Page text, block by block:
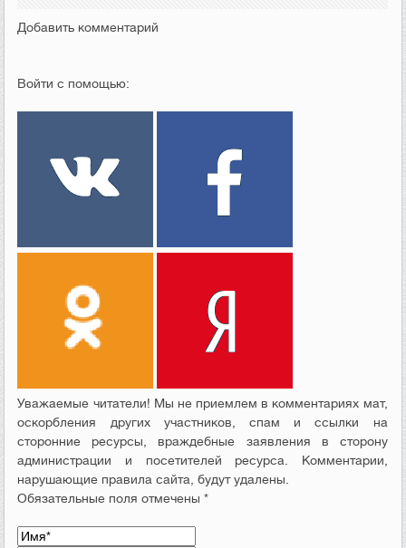
Добавить комментарий
Войти с помощью:
Уважаемые читатели! Мы не приемлем в комментариях мат,
оскорбления других участников, спам и ссылки на
сторонние ресурсы, враждебные заявления в сторону
администрации и посетителей ресурса. Комментарии,
нарушающие правила сайта, будут удалены.
Обязательные поля отмечены *